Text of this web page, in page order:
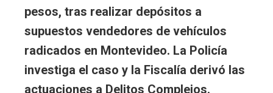
pesos, tras realizar depósitos a
supuestos vendedores de vehículos
radicados en Montevideo. La Policía
investiga el caso y la Fiscalía derivó las
actuaciones a Delitos Complejos.